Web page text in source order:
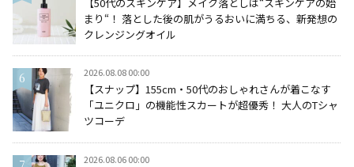
まり“！ 落とした後の肌がうるおいに満ちる、新発想の
クレンジングオイル
2026.08.08 00:00
【スナップ】155cm・50代のおしゃれさんが着こなす
「ユニクロ」の機能性スカートが超優秀！ 大人のTシャ
ツコーデ
2026.08.06 00:00